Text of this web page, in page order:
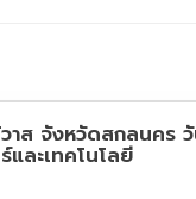
าส จังหวัดสกลนคร
ละเทคโนโลยี